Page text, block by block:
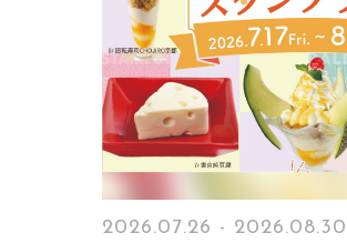
2026.07.26 - 2026.08.30